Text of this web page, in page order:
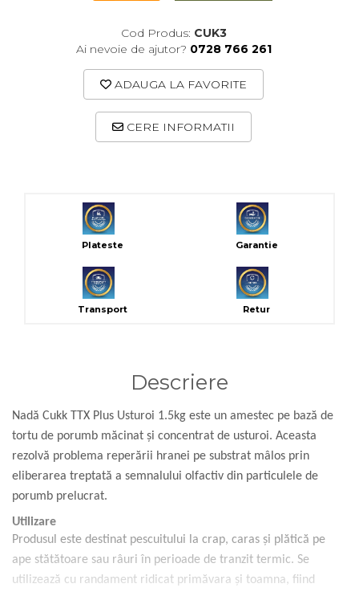
Cod Produs: CUK3
Ai nevoie de ajutor? 0728 766 261
ADAUGA LA FAVORITE
CERE INFORMATII
Plateste Garantie
Transport Retur
Descriere
Nadă Cukk TTX Plus Usturoi 1.5kg este un amestec pe bază de
tortu de porumb măcinat și concentrat de usturoi. Aceasta
rezolvă problema reperării hranei pe substrat mâlos prin
eliberarea treptată a semnalului olfactiv din particulele de
porumb prelucrat.
Utilizare
Produsul este destinat pescuitului la crap, caras și plătică pe
ape stătătoare sau râuri în perioade de tranzit termic. Se
utilizează cu randament ridicat primăvara și toamna, fiind